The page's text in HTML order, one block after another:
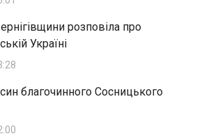
розповіла про
Україні
благочинного Сосницького